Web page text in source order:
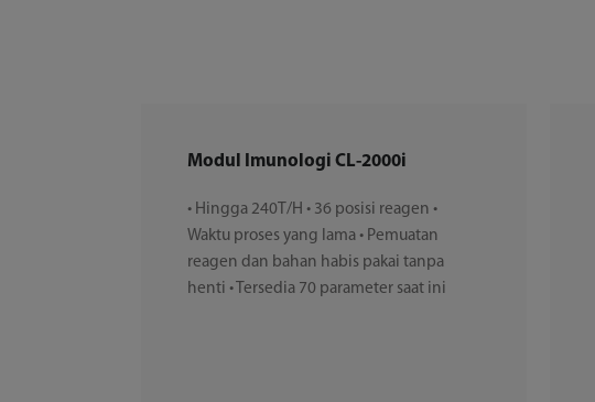
Modul Imunologi CL-2000i
• Hingga 240T/H • 36 posisi reagen •
Waktu proses yang lama • Pemuatan
reagen dan bahan habis pakai tanpa
henti • Tersedia 70 parameter saat ini